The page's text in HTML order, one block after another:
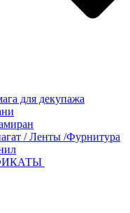
для декупажа
/ Ленты /Фурнитура